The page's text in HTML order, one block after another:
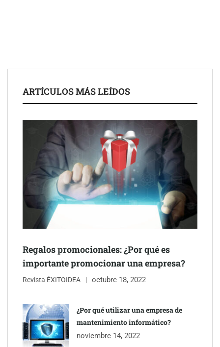
ayuntamientos
Última llamada: los destinos con las mayores caídas de precios
ARTÍCULOS MÁS LEÍDOS
Regalos promocionales: ¿Por qué es
importante promocionar una empresa?
Revista ÉXITOIDEA octubre 18, 2022
¿Por qué utilizar una empresa de
mantenimiento informático?
noviembre 14, 2022